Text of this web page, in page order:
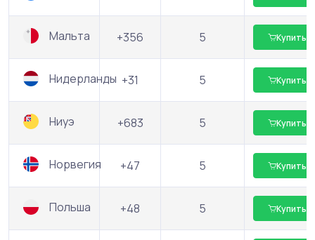
Мальта +356 5 Купить
Нидерланды +31 5 Купить
Ниуэ +683 5 Купить
Норвегия +47 5 Купить
Польша +48 5 Купить